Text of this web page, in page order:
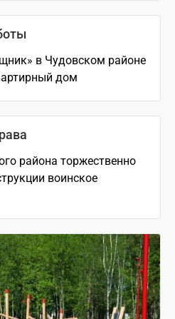
в Чудовском районе
дом
района торжественно
воинское